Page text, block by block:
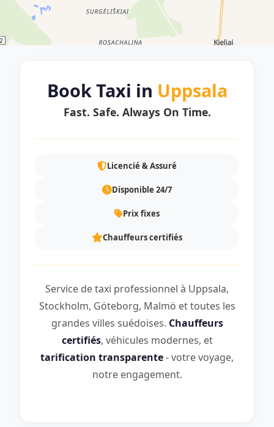
Book Taxi in Uppsala
Fast. Safe. Always On Time.
Licencié & Assuré
Disponible 24/7
Prix fixes
Chauffeurs certifiés
Service de taxi professionnel à Uppsala,
Stockholm, Göteborg, Malmö et toutes les
grandes villes suédoises. Chauffeurs
certifiés, véhicules modernes, et
tarification transparente- votre voyage,
notre engagement.